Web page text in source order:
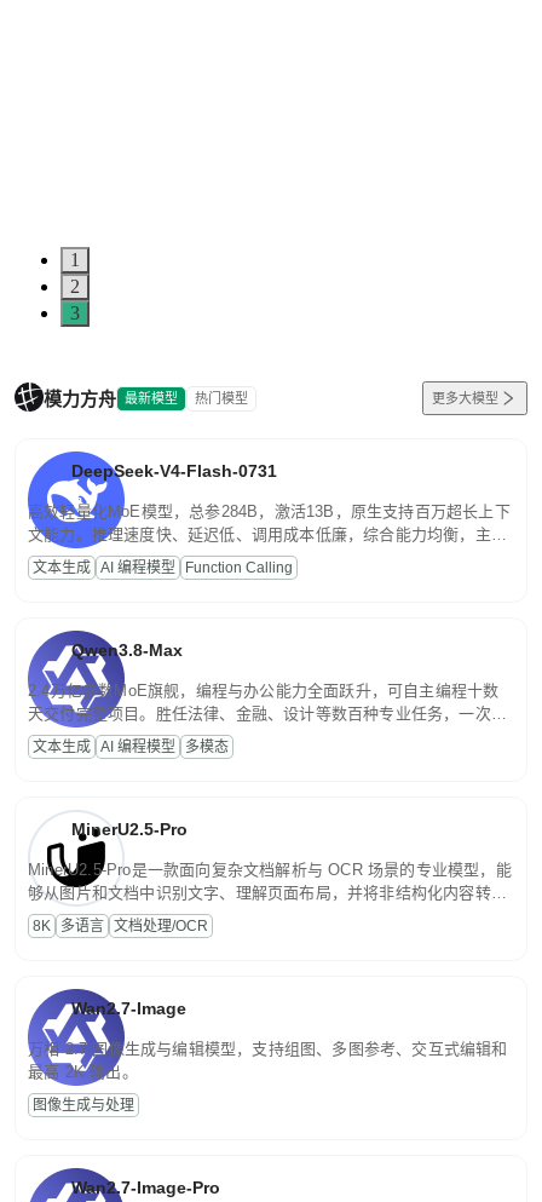
1
2
3
模力方舟 最新模型 热门模型 更多大模型
DeepSeek-V4-Flash-0731
高效轻量化MoE模型，总参284B，激活13B，原生支持百万超长上下
文能力。推理速度快、延迟低、调用成本低廉，综合能力均衡，主打
高并发、轻量化任务，适合日常对话、内容创作、基础 RAG、批量
文案处理等普惠刚需场景。
文本生成 AI 编程模型 Function Calling
Qwen3.8-Max
2.4万亿参数MoE旗舰，编程与办公能力全面跃升，可自主编程十数
天交付完整项目。胜任法律、金融、设计等数百种专业任务，一次对
话端到端交付生产级成果。原生视觉理解贯穿规划、执行与验证全流
程，支持超长文档与长视频的深度语义解析。长程任务中自主规划与
文本生成 AI 编程模型 多模态
MinerU2.5-Pro
MinerU2.5-Pro是一款面向复杂文档解析与 OCR 场景的专业模型，能
够从图片和文档中识别文字、理解页面布局，并将非结构化内容转换
为便于存储、检索和二次处理的结构化结果。
8K 多语言 文档处理/OCR
Wan2.7-Image
万相 2.7 图像生成与编辑模型，支持组图、多图参考、交互式编辑和
最高 2K 输出。
图像生成与处理
Wan2.7-Image-Pro